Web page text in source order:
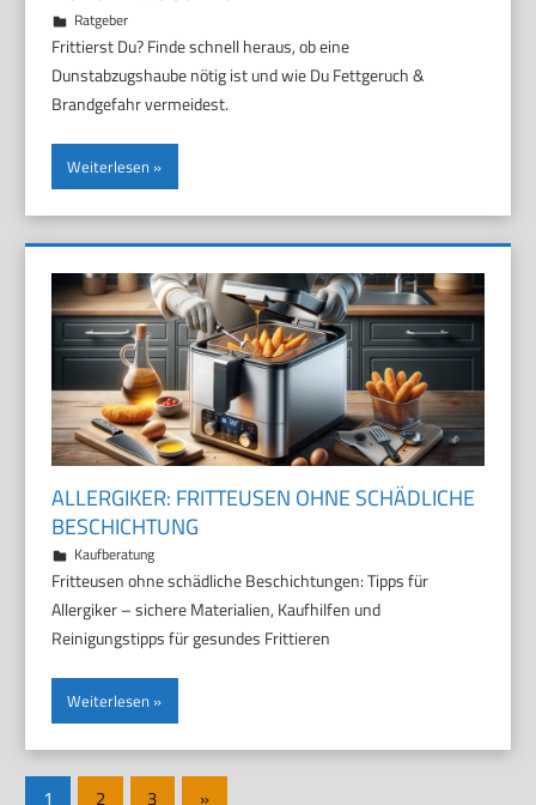
5. März 2026
Marco
Ratgeber
Frittierst Du? Finde schnell heraus, ob eine
Dunstabzugshaube nötig ist und wie Du Fettgeruch &
Brandgefahr vermeidest.
Weiterlesen
ALLERGIKER: FRITTEUSEN OHNE SCHÄDLICHE
BESCHICHTUNG
2. März 2026
Marco
Kaufberatung
Fritteusen ohne schädliche Beschichtungen: Tipps für
Allergiker – sichere Materialien, Kaufhilfen und
Reinigungstipps für gesundes Frittieren
Weiterlesen
Seitennummerierung
1 2 3
Nächste
»